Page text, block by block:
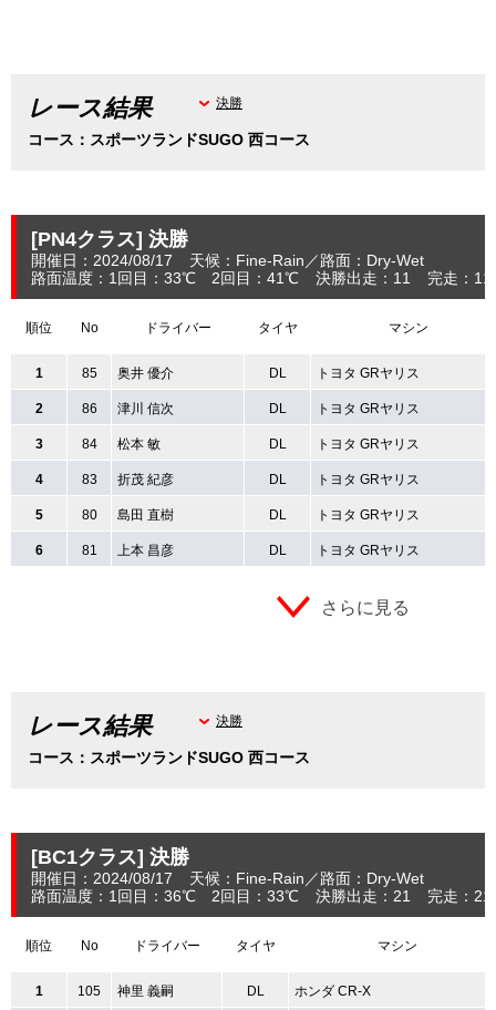
レース結果
コース：スポーツランドSUGO 西コース
決勝
[PN4クラス] 決勝
開催日：2024/08/17 天候：Fine-Rain
路面：Dry-Wet
路面温度：1回目：33℃ 2回目：41℃
決勝出走：11 完走：11
順位 No ドライバー タイヤ マシン
1 85 奥井 優介 DL トヨタ GRヤリス
2 86 津川 信次 DL トヨタ GRヤリス
3 84 松本 敏 DL トヨタ GRヤリス
4 83 折茂 紀彦 DL トヨタ GRヤリス
5 80 島田 直樹 DL トヨタ GRヤリス
6 81 上本 昌彦 DL トヨタ GRヤリス
さらに見る
レース結果
コース：スポーツランドSUGO 西コース
決勝
[BC1クラス] 決勝
開催日：2024/08/17 天候：Fine-Rain
路面：Dry-Wet
路面温度：1回目：36℃ 2回目：33℃
決勝出走：21 完走：21
順位 No ドライバー タイヤ マシン
1 105 神里 義嗣 DL ホンダ CR-X